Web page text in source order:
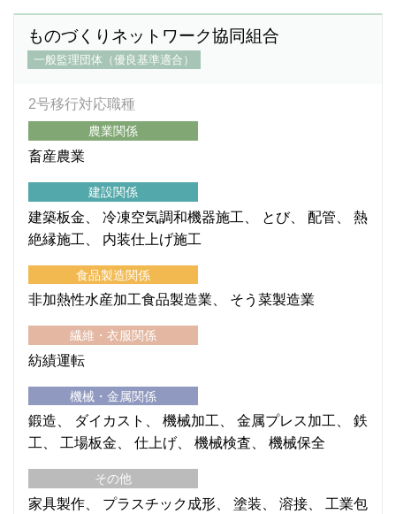
ものづくりネットワーク協同組合
一般監理団体（優良基準適合）
2号移行対応職種
農業関係
畜産農業
建設関係
建築板金 冷凍空気調和機器施工 とび 配管
熱
絶縁施工
内装仕上げ施工
食品製造関係
非加熱性水産加工食品製造業 そう菜製造業
繊維・衣服関係
紡績運転
機械・金属関係
鍛造 ダイカスト 機械加工 金属プレス加工
鉄
工
工場板金 仕上げ 機械検査 機械保全
その他
家具製作 プラスチック成形 塗装 溶接
工業包